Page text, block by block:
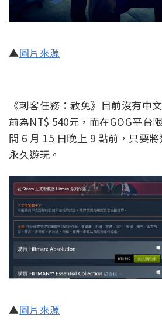
▲圖片來源
《刺客任務：赦免》目前沒有中
前為NT$ 540元，而在GOG平台
間 6 月 15 日晚上 9 點前，只要
永久遊玩。
▲圖片來源